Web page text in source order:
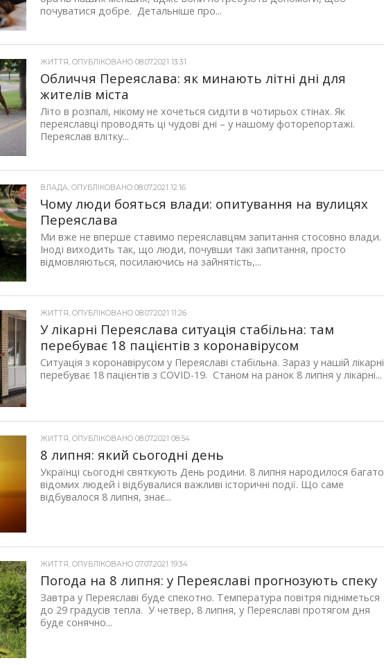
почуватися добре. Детальніше про...
ЖИТТЯ, ОПУБЛІКОВАНО 08.07.2021 13:31
Обличчя Переяслава: як минають літні дні для
жителів міста
Літо в розпалі, нікому не хочеться сидіти в чотирьох стінах. Як
переяславці проводять ці чудові дні – у нашому фоторепортажі.
Переяслав влітку...
ВЛАДА, ОПУБЛІКОВАНО 08.07.2021 12:16
Чому люди бояться влади: опитування на вулицях
Переяслава
Ми вже не вперше ставимо переяславцям запитання стосовно влади.
Іноді виходить так, що люди, почувши такі запитання, просто
відмовляються, посилаючись на зайнятість,...
ЖИТТЯ, ОПУБЛІКОВАНО 08.07.2021 11:26
У лікарні Переяслава ситуація стабільна: там
перебуває 18 пацієнтів з коронавірусом
Ситуація з коронавірусом у Переяславі стабільна. Зараз у нашій лікарні
перебуває 18 пацієнтів з COVID-19. Станом на ранок 8 липня у лікарні...
ЖИТТЯ, ОПУБЛІКОВАНО 08.07.2021 08:54
8 липня: який сьогодні день
Українці сьогодні святкують День родини. 8 липня народилося багато
відомих людей і відбувалися важливі історичні події. Що саме
відбувалося 8 липня, знає...
ЖИТТЯ, ОПУБЛІКОВАНО 07.07.2021 19:34
Погода на 8 липня: у Переяславі прогнозують спеку
Завтра у Переяславі буде спекотно. Температура повітря підніметься
до 29 градусів тепла. У четвер, 8 липня, у Переяславі протягом дня
буде сонячно...